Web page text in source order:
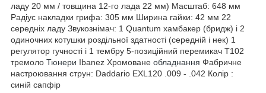
ладу 20 мм / товщина 12-го лада 22 мм) Масштаб: 648 мм
Радіус накладки грифа: 305 мм Ширина гайки: 42 мм 22
середніх ладу Звукознімач: 1 Quantum хамбакер (бридж) і 2
одиночних котушки роздільної здатності (середній і нек) 1
регулятор гучності і 1 тембру 5-позиційний перемикач T102
тремоло Тюнери Ibanez Хромоване обладнання Фабричне
настроювання струн: Daddario EXL120 .009 - .042 Колір :
синій сапфір